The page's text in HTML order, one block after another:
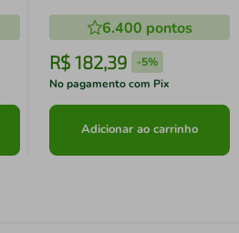
6.400 pontos
R$ 182,39 -5%
No pagamento com Pix
Adicionar ao carrinho